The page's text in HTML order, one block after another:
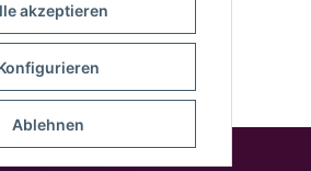
akzeptieren
Ablehnen